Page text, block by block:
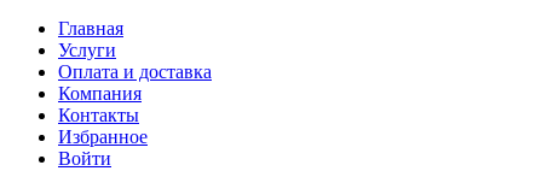
Главная
Услуги
Оплата и доставка
Компания
Контакты
Избранное
Войти